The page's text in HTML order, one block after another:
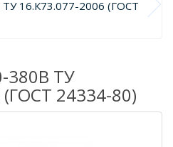
16.К73.077-2006 (ГОСТ
380В ТУ
24334-80)